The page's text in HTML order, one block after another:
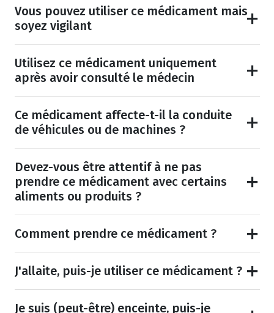
Vous pouvez utiliser ce médicament mais
soyez vigilant
Utilisez ce médicament uniquement
après avoir consulté le médecin
Ce médicament affecte-t-il la conduite
de véhicules ou de machines ?
Devez-vous être attentif à ne pas
prendre ce médicament avec certains
aliments ou produits ?
Comment prendre ce médicament ?
J'allaite, puis-je utiliser ce médicament ?
Je suis (peut-être) enceinte, puis-je